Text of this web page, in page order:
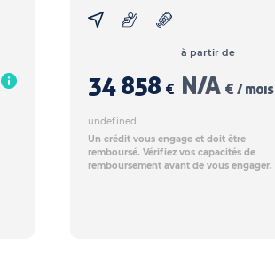
34 858 €
à partir de
N/A € / mois
undefined
Un crédit vous engage et doit être
remboursé. Vérifiez vos capacités de
remboursement avant de vous engager.